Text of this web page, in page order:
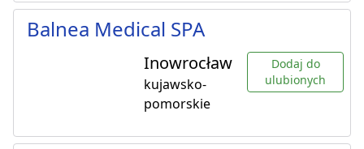
Balnea Medical SPA
Inowrocław
kujawsko-
pomorskie
Dodaj do
ulubionych